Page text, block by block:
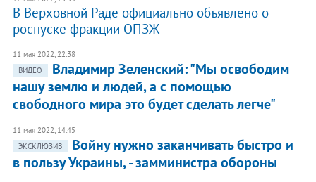
В Верховной Раде официально объявлено о
роспуске фракции ОПЗЖ
11 мая 2022, 22:38
ВИДЕО
Владимир Зеленский: "Мы освободим
нашу землю и людей, а с помощью
свободного мира это будет сделать легче"
11 мая 2022, 14:45
ЭКСКЛЮЗИВ
Войну нужно заканчивать быстро и
в пользу Украины, - замминистра обороны